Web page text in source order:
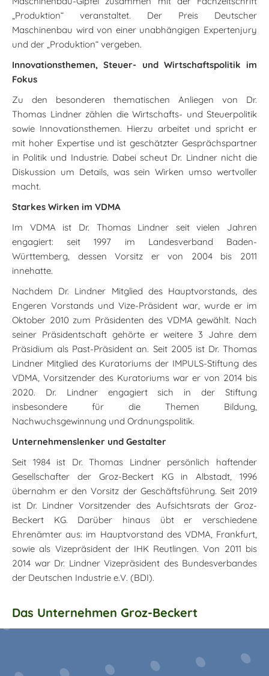
„Produktion“ veranstaltet. Der Preis Deutscher
Maschinenbau wird von einer unabhängigen Expertenjury
und der „Produktion“ vergeben.
Innovationsthemen, Steuer- und Wirtschaftspolitik im
Fokus
Zu den besonderen thematischen Anliegen von Dr.
Thomas Lindner zählen die Wirtschafts- und Steuerpolitik
sowie Innovationsthemen. Hierzu arbeitet und spricht er
mit hoher Expertise und ist geschätzter Gesprächspartner
in Politik und Industrie. Dabei scheut Dr. Lindner nicht die
Diskussion um Details, was sein Wirken umso wertvoller
macht.
Starkes Wirken im VDMA
Im VDMA ist Dr. Thomas Lindner seit vielen Jahren
engagiert: seit 1997 im Landesverband Baden-
Württemberg, dessen Vorsitz er von 2004 bis 2011
innehatte.
Nachdem Dr. Lindner Mitglied des Hauptvorstands, des
Engeren Vorstands und Vize-Präsident war, wurde er im
Oktober 2010 zum Präsidenten des VDMA gewählt. Nach
seiner Präsidentschaft gehörte er weitere 3 Jahre dem
Präsidium als Past-Präsident an. Seit 2005 ist Dr. Thomas
Lindner Mitglied des Kuratoriums der IMPULS-Stiftung des
VDMA, Vorsitzender des Kuratoriums war er von 2014 bis
2020. Dr. Lindner engagiert sich in der Stiftung
insbesondere für die Themen Bildung,
Nachwuchsgewinnung und Ordnungspolitik.
Unternehmenslenker und Gestalter
Seit 1984 ist Dr. Thomas Lindner persönlich haftender
Gesellschafter der Groz-Beckert KG in Albstadt, 1996
übernahm er den Vorsitz der Geschäftsführung. Seit 2019
ist Dr. Lindner Vorsitzender des Aufsichtsrats der Groz-
Beckert KG. Darüber hinaus übt er verschiedene
Ehrenämter aus: im Hauptvorstand des VDMA, Frankfurt,
sowie als Vizepräsident der IHK Reutlingen. Von 2011 bis
2014 war Dr. Lindner Vizepräsident des Bundesverbandes
der Deutschen Industrie e.V. (BDI).
Das Unternehmen Groz-Beckert